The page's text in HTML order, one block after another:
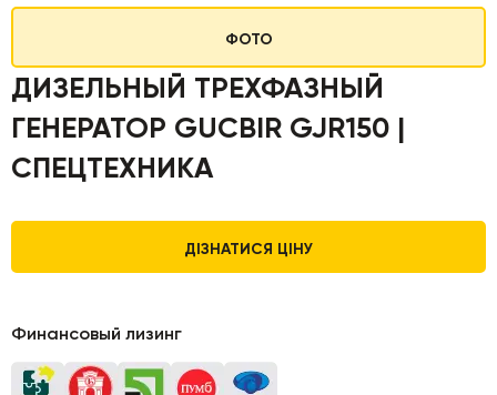
ФОТО
ДИЗЕЛЬНЫЙ ТРЕХФАЗНЫЙ
ГЕНЕРАТОР GUCBIR GJR150 |
СПЕЦТЕХНИКА
ДІЗНАТИСЯ ЦІНУ
Финансовый лизинг